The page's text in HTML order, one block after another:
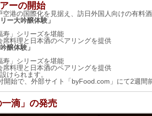
ーの開始
空港の国際化を見据え、訪日外国人向けの有
ー大吟醸体験」
寿」シリーズを堪能
席料理と日本酒のペアリングを提供
醸体験」
寿」シリーズを堪能
席料理と日本酒のペアリングを提供
けられます。
開始で、外部サイト「byFood.com」にて2週間
一滴」の発売